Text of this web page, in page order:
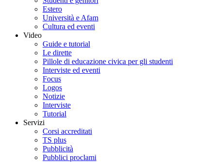
Estero
Università e Afam
Cultura ed eventi
Video
Guide e tutorial
Le dirette
Pillole di educazione civica per gli studenti
Interviste ed eventi
Focus
Logos
Notizie
Interviste
Tutorial
Servizi
Corsi accreditati
TS plus
Pubblicità
Pubblici proclami